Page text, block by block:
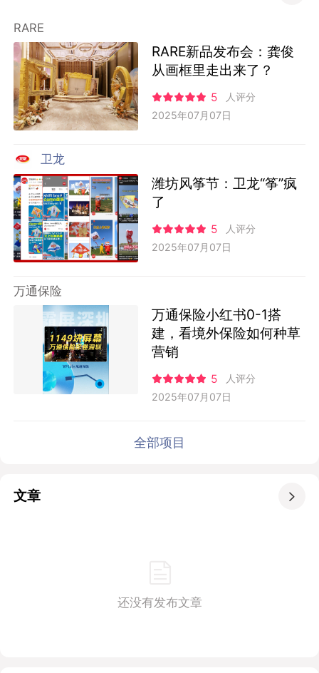
RARE
RARE新品发布会：龚俊
从画框里走出来了？
5
人评分
2025年07月07日
卫龙
潍坊风筝节：卫龙“筝”疯
了
5
人评分
2025年07月07日
万通保险
万通保险小红书0-1搭
建，看境外保险如何种草
营销
5
人评分
2025年07月07日
全部项目
文章 
还没有发布文章